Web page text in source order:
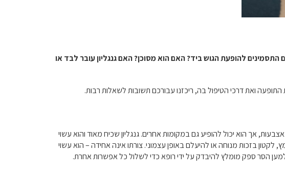
להופעת הגוש ביד? האם הוא מסוכן? האם גנגליון עובר לבד או
התופעה ואת דרכי הטיפול בה, ריכזנו עבורכם תשובות לשאלות רבות.
אך הוא יכול להופיע גם במקומות אחרים. גנגליון שכיח מאוד והוא עשוי
לקטון בזכות מנוחה או להיעלם באופן עצמוני. צורתו אינה אחידה – הוא עשוי
למען הסר ספק מומלץ להיבדק על ידי רופא כדי לשלול כל אפשרות אחרת.